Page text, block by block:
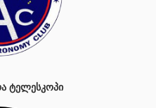
ᲢᲔᲚᲔᲡᲙᲝᲞᲘ